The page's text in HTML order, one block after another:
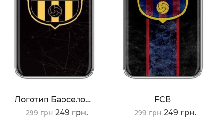
Логотип Барселоны
299 грн 249 грн.
FCB
299 грн 249 грн.